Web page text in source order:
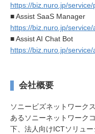
https://biz.nuro.jp/
■ Assist SaaS Manager
https://biz.nuro.jp/
■ Assist AI Chat Bot
https://biz.nuro.jp/
会社概要
ソニービズネットワーク
あるソニーネットワーク
下、法人向けICTソリュ